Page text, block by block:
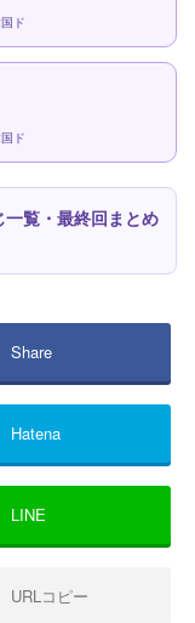
ド
ド
覧・最終回まとめ
Share
Hatena
LINE
URLコピー